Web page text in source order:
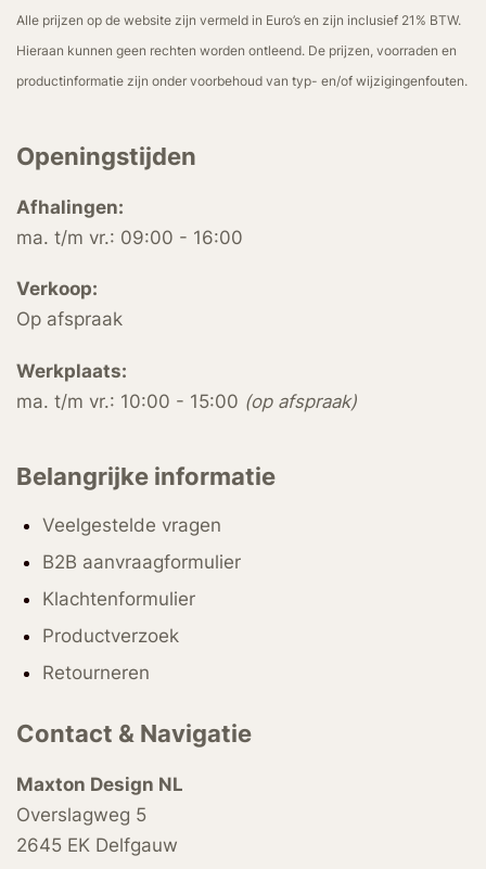
Alle prijzen op de website zijn vermeld in Euro’s en zijn inclusief 21% BTW.
Hieraan kunnen geen rechten worden ontleend. De prijzen, voorraden en
productinformatie zijn onder voorbehoud van typ- en/of wijzigingenfouten.
Openingstijden
Afhalingen:
ma. t/m vr.: 09:00 - 16:00
Verkoop:
Op afspraak
Werkplaats:
ma. t/m vr.: 10:00 - 15:00 (op afspraak)
Belangrijke informatie
Veelgestelde vragen
B2B aanvraagformulier
Klachtenformulier
Productverzoek
Retourneren
Contact & Navigatie
Maxton Design NL
Overslagweg 5
2645 EK Delfgauw